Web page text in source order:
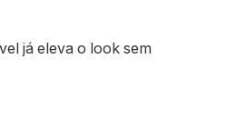
já eleva o look sem